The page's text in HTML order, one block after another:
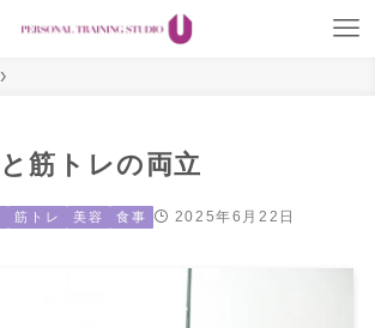
筋トレの両立
筋トレ 美容 食事 2025年6月22日